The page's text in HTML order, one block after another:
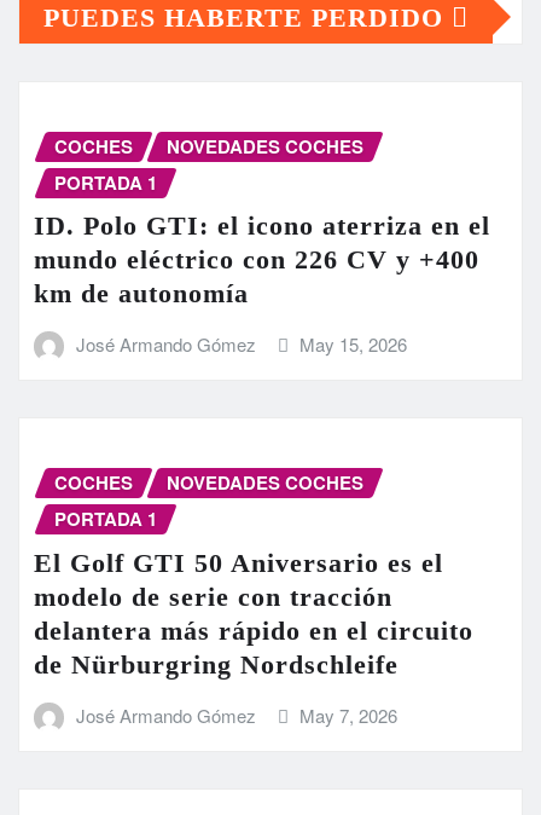
PUEDES HABERTE PERDIDO
COCHES
NOVEDADES COCHES
PORTADA 1
ID. Polo GTI: el icono aterriza en el
mundo eléctrico con 226 CV y +400
km de autonomía
José Armando Gómez May 15, 2026
COCHES
NOVEDADES COCHES
PORTADA 1
El Golf GTI 50 Aniversario es el
modelo de serie con tracción
delantera más rápido en el circuito
de Nürburgring Nordschleife
José Armando Gómez May 7, 2026